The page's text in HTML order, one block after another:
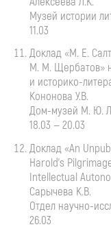
Музей истории
11.03
Доклад «М. Е.
М. М. Щербатов»
и историко-
Кононова У.В.
Дом-музей М. Ю.
18.03 — 20.03
Доклад «An
Harold’s
Intellectual
Сарычева К.В.
Отдел научно-
26.03